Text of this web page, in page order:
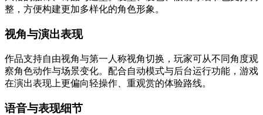
整，方便构建更加多样化的角色形象。
视角与演出表现
作品支持自由视角与第一人称视角切换，玩家可从不同角度观
察角色动作与场景变化。配合自动模式与后台运行功能，游戏
在演出表现上更偏向轻操作、重观赏的体验路线。
语音与表现细节